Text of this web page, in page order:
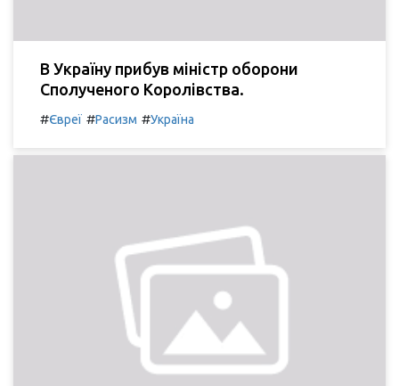
В Україну прибув міністр оборони
Сполученого Королівства.
#Євреї #Расизм #Україна